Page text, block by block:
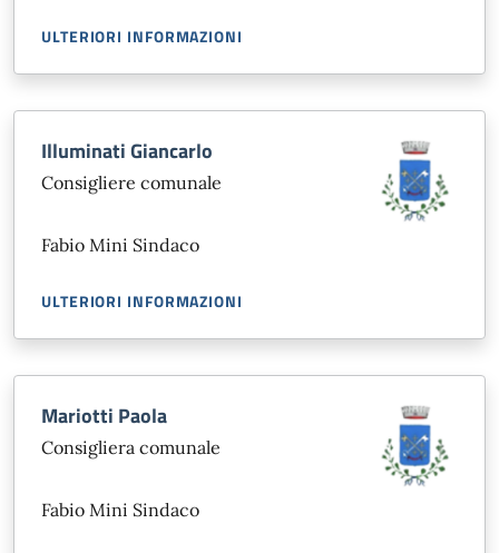
ULTERIORI INFORMAZIONI
Illuminati Giancarlo
Consigliere comunale
Fabio Mini Sindaco
ULTERIORI INFORMAZIONI
Mariotti Paola
Consigliera comunale
Fabio Mini Sindaco